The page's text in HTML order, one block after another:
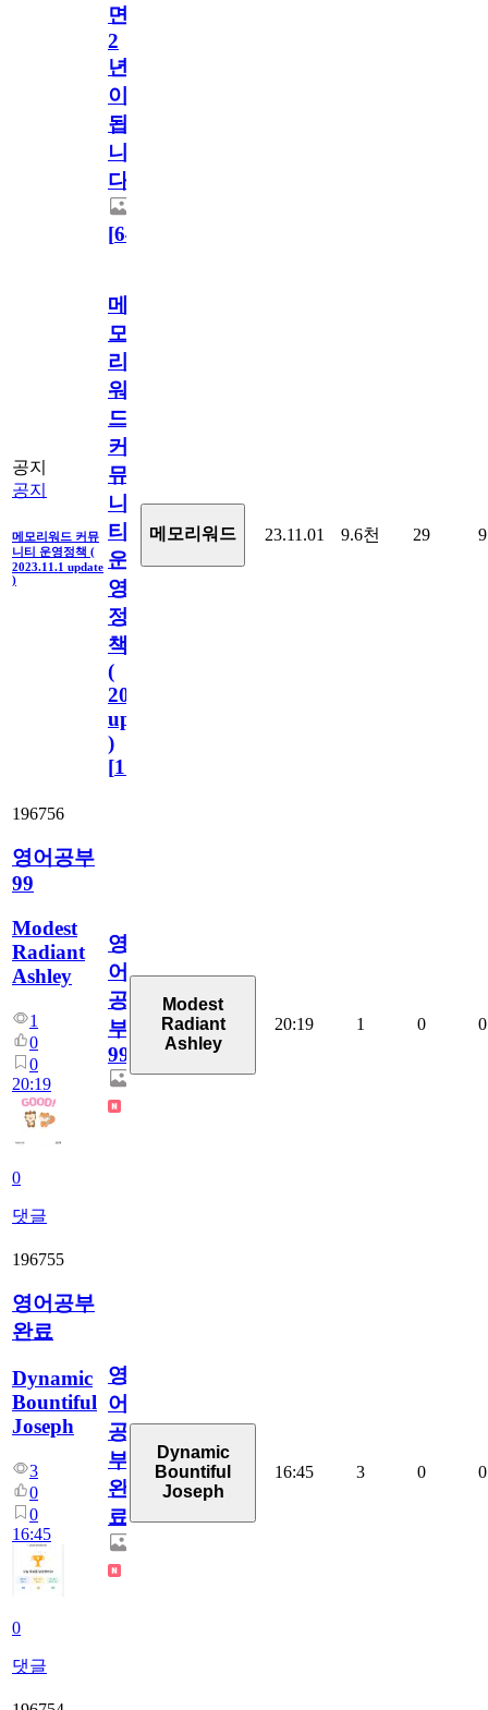
면
2
년
이
됩
니
다.
[64
공지
공지
메모리워드 커뮤
니티 운영정책 (
2023.11.1 update
)
메
모
리
워
드
커
뮤
니
티
운
영
정
책
(
2023.11.1
update
)
[110
메모리워드 23.11.01 9.6천 29 9
196756
영어공부
99
Modest
Radiant
Ashley
1
0
0
20:19
0
댓글
영
어
공
부
99
Modest
Radiant
Ashley
20:19 1 0 0
196755
영어공부
완료
Dynamic
Bountiful
Joseph
3
0
0
16:45
0
댓글
영
어
공
부
완
료
Dynamic
Bountiful
Joseph
16:45 3 0 0